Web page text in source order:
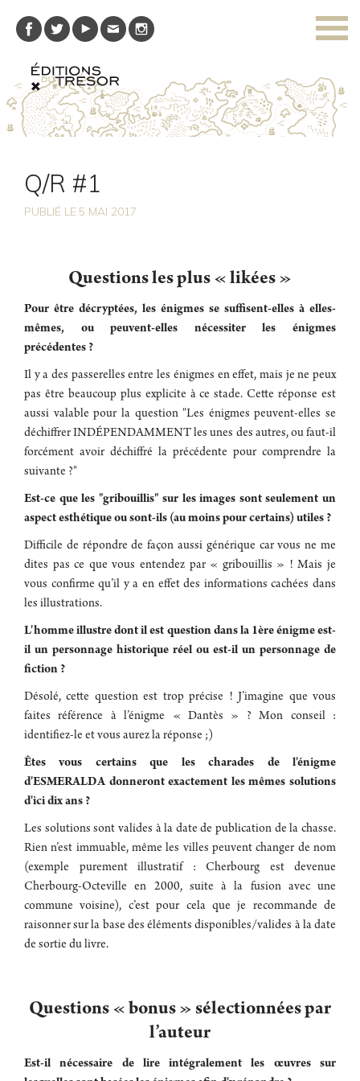
Q/R #1
PUBLIÉ LE 5 MAI 2017
Questions les plus « likées »
Pour être décryptées, les énigmes se suffisent-elles à elles-
mêmes, ou peuvent-elles nécessiter les énigmes
précédentes ?
Il y a des passerelles entre les énigmes en effet, mais je ne peux
pas être beaucoup plus explicite à ce stade. Cette réponse est
aussi valable pour la question "Les énigmes peuvent-elles se
déchiffrer INDÉPENDAMMENT les unes des autres, ou faut-il
forcément avoir déchiffré la précédente pour comprendre la
suivante ?"
Est-ce que les "gribouillis" sur les images sont seulement un
aspect esthétique ou sont-ils (au moins pour certains) utiles ?
Difficile de répondre de façon aussi générique car vous ne me
dites pas ce que vous entendez par « gribouillis » ! Mais je
vous confirme qu’il y a en effet des informations cachées dans
les illustrations.
L'homme illustre dont il est question dans la 1ère énigme est-
il un personnage historique réel ou est-il un personnage de
fiction ?
Désolé, cette question est trop précise ! J’imagine que vous
faites référence à l’énigme « Dantès » ? Mon conseil :
identifiez-le et vous aurez la réponse ;)
Êtes vous certains que les charades de l'énigme
d'ESMERALDA donneront exactement les mêmes solutions
d'ici dix ans ?
Les solutions sont valides à la date de publication de la chasse.
Rien n’est immuable, même les villes peuvent changer de nom
(exemple purement illustratif : Cherbourg est devenue
Cherbourg-Octeville en 2000, suite à la fusion avec une
commune voisine), c’est pour cela que je recommande de
raisonner sur la base des éléments disponibles/valides à la date
de sortie du livre.
Questions « bonus » sélectionnées par
l’auteur
Est-il nécessaire de lire intégralement les œuvres sur